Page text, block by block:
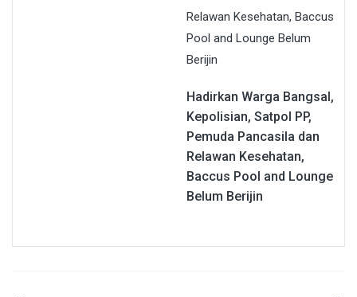
Hadirkan Warga Bangsal,
Kepolisian, Satpol PP,
Pemuda Pancasila dan
Relawan Kesehatan,
Baccus Pool and Lounge
Belum Berijin